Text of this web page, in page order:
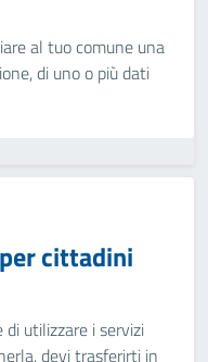
al tuo comune una
di uno o più dati
cittadini
di utilizzare i servizi
devi trasferirti in